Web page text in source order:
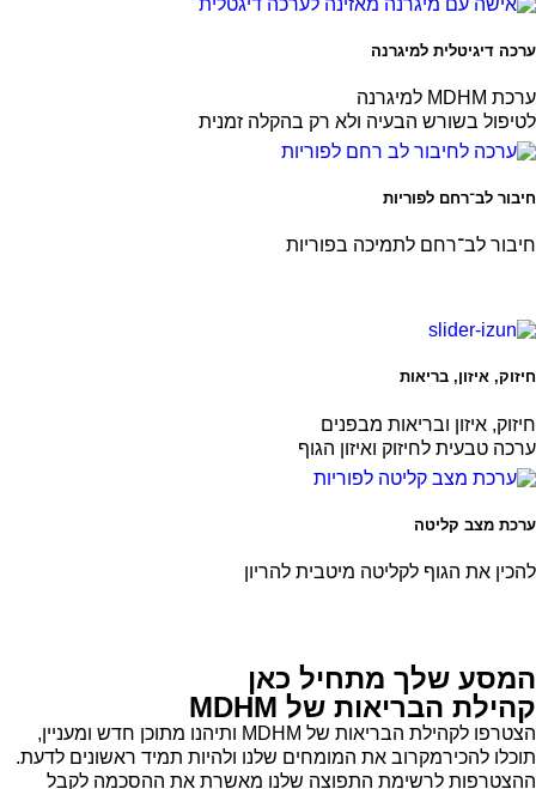
ערכה דיגיטלית למיגרנה
ערכת MDHM למיגרנה
לטיפול בשורש הבעיה ולא רק בהקלה זמנית
חיבור לב־רחם לפוריות
חיבור לב־רחם לתמיכה בפוריות
חיזוק, איזון, בריאות
חיזוק, איזון ובריאות מבפנים
ערכה טבעית לחיזוק ואיזון הגוף
ערכת מצב קליטה
להכין את הגוף לקליטה מיטבית להריון
המסע שלך מתחיל כאן
קהילת הבריאות של MDHM
הצטרפו לקהילת הבריאות של MDHM ותיהנו מתוכן חדש ומעניין,
תוכלו להכירמקרוב את המומחים שלנו ולהיות תמיד ראשונים לדעת.
ההצטרפות לרשימת התפוצה שלנו מאשרת את ההסכמה לקבל